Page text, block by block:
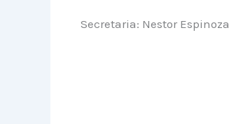
Secretaria: Nestor Espinoza